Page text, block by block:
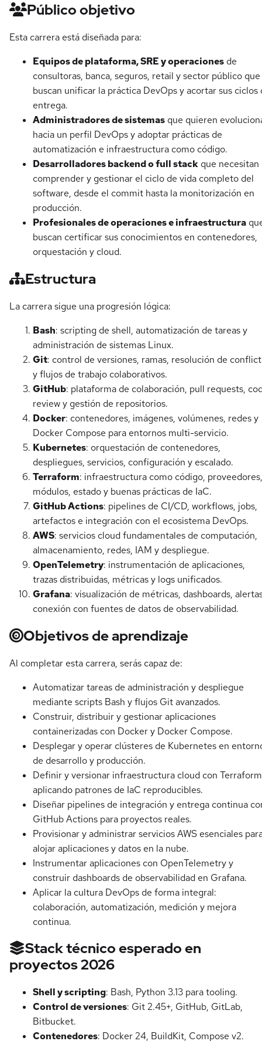
Público objetivo
Esta carrera está diseñada para:
Equipos de plataforma, SRE y operaciones de
consultoras, banca, seguros, retail y sector público que
buscan unificar la práctica DevOps y acortar sus ciclos
entrega.
Administradores de sistemas que quieren
hacia un perfil DevOps y adoptar prácticas de
automatización e infraestructura como código.
Desarrolladores backend o full stack que necesitan
comprender y gestionar el ciclo de vida completo del
software, desde el commit hasta la monitorización en
producción.
Profesionales de operaciones e infraestructura
buscan certificar sus conocimientos en contenedores,
orquestación y cloud.
Estructura
La carrera sigue una progresión lógica:
Bash: scripting de shell, automatización de tareas y
administración de sistemas Linux.
Git: control de versiones, ramas, resolución de
y flujos de trabajo colaborativos.
GitHub: plataforma de colaboración, pull requests,
review y gestión de repositorios.
Docker: contenedores, imágenes, volúmenes, redes y
Docker Compose para entornos multi-servicio.
Kubernetes: orquestación de contenedores,
despliegues, servicios, configuración y escalado.
Terraform: infraestructura como código, proveedores,
módulos, estado y buenas prácticas de IaC.
GitHub Actions: pipelines de CI/CD, workflows, jobs,
artefactos e integración con el ecosistema DevOps.
AWS: servicios cloud fundamentales de computación,
almacenamiento, redes, IAM y despliegue.
OpenTelemetry: instrumentación de aplicaciones,
trazas distribuidas, métricas y logs unificados.
Grafana: visualización de métricas, dashboards,
conexión con fuentes de datos de observabilidad.
Objetivos de aprendizaje
Al completar esta carrera, serás capaz de:
Automatizar tareas de administración y despliegue
mediante scripts Bash y flujos Git avanzados.
Construir, distribuir y gestionar aplicaciones
containerizadas con Docker y Docker Compose.
Desplegar y operar clústeres de Kubernetes en
de desarrollo y producción.
Definir y versionar infraestructura cloud con Terraform
aplicando patrones de IaC reproducibles.
Diseñar pipelines de integración y entrega continua
GitHub Actions para proyectos reales.
Provisionar y administrar servicios AWS esenciales
alojar aplicaciones y datos en la nube.
Instrumentar aplicaciones con OpenTelemetry y
construir dashboards de observabilidad en Grafana.
Aplicar la cultura DevOps de forma integral:
colaboración, automatización, medición y mejora
continua.
Stack técnico esperado en
proyectos 2026
Shell y scripting: Bash, Python 3.13 para tooling.
Control de versiones: Git 2.45+, GitHub, GitLab,
Bitbucket.
Contenedores: Docker 24, BuildKit, Compose v2.